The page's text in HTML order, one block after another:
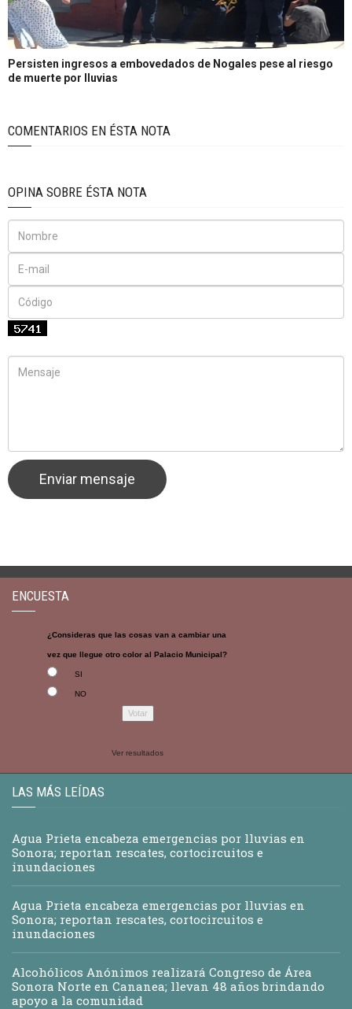
Persisten ingresos a embovedados de Nogales pese al riesgo
de muerte por lluvias
COMENTARIOS EN ÉSTA NOTA
OPINA SOBRE ÉSTA NOTA
ENCUESTA
¿Consideras que las cosas van a cambiar una
vez que llegue otro color al Palacio Municipal?
SI
NO
Ver resultados
LAS MÁS LEÍDAS
Agua Prieta encabeza emergencias por lluvias en
Sonora; reportan rescates, cortocircuitos e
inundaciones
Agua Prieta encabeza emergencias por lluvias en
Sonora; reportan rescates, cortocircuitos e
inundaciones
Alcohólicos Anónimos realizará Congreso de Área
Sonora Norte en Cananea; llevan 48 años brindando
apoyo a la comunidad